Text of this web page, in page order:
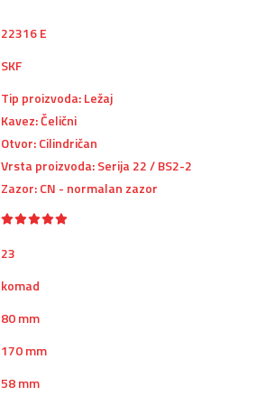
22316 E
SKF
Tip proizvoda: Ležaj
Kavez: Čelični
Otvor: Cilindričan
Vrsta proizvoda: Serija 22 / BS2-2
Zazor: CN - normalan zazor
23
komad
80 mm
170 mm
58 mm